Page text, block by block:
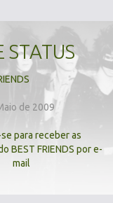
STATUS
de 2009
para receber as
BEST FRIENDS por e-
mail